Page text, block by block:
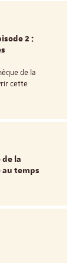
2 :
de la
cette
la
temps